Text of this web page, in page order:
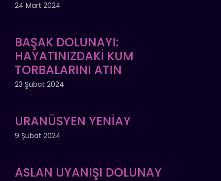
24 Mart 2024
BAŞAK DOLUNAYI:
HAYATINIZDAKİ KUM
TORBALARINI ATIN
23 Şubat 2024
URANÜSYEN YENİAY
9 Şubat 2024
ASLAN UYANIŞI DOLUNAY